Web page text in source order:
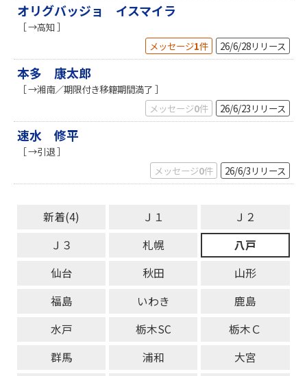
オリグバッジョ イスマイラ
［ →高知 ］
メッセージ1件 26/6/28リリース
本多 康太郎
［ →湘南／期限付き移籍期間満了 ］
メッセージ0件 26/6/23 リリース
速水 修平
［ →引退 ］
メッセージ0件 26/6/3 リリース
新着(4) Ｊ１
Ｊ２
Ｊ３
札幌
八戸
仙台
秋田
山形
福島
いわき
鹿島
水戸
栃木SC
栃木Ｃ
群馬
浦和
大宮